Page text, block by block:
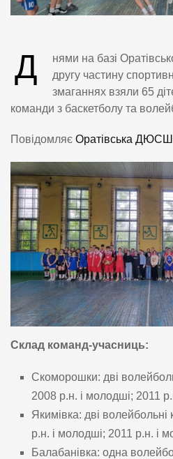
Д
нями на базі
другу частину
змаганнях взяли 65
команди з баскетболу та
Повідомляє Оратівська ДЮСШ
Склад команд-учасниць:
Скоморошки: дві
2008 р.н. і молодші; 2011
Якимівка: дві
р.н. і молодші; 2011 р.н. і
Балабанівка: одна